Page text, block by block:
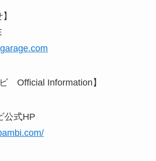
Official Information】
公式HP